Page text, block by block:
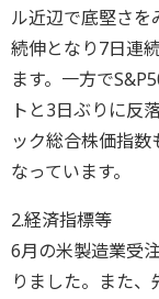
ル近辺で底堅さを
続伸となり7日連
ます。一方で
トと3日ぶりに反
ック総合株価指
なっています。
2.経済指標等
6月の米製造業受
りました。また